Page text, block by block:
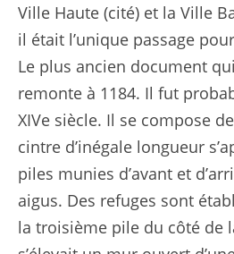
Ville Haute (cité) et la Ville
il était l’unique passage
Le plus ancien document
remonte à 1184. Il fut
XIVe siècle. Il se compose
cintre d’inégale longueur
piles munies d’avant et
aigus. Des refuges sont
la troisième pile du côté de